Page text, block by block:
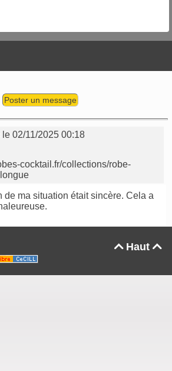
Poster un message
le 02/11/2025 00:18
cocktail.fr/collections/robe-
de ma situation était sincère. Cela a
Haut 